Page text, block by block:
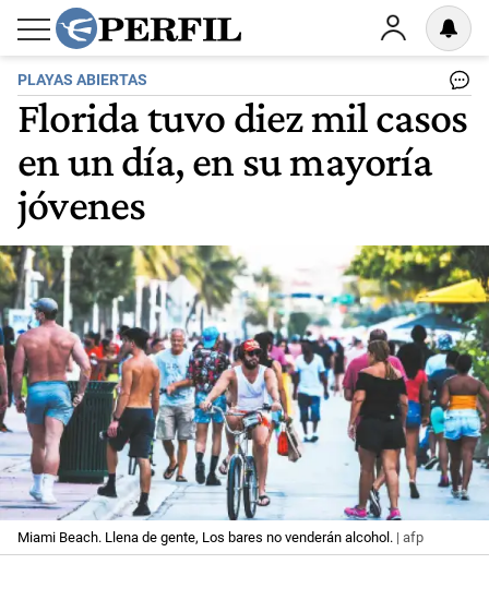
PLAYAS ABIERTAS
Florida tuvo diez mil casos
en un día, en su mayoría
jóvenes
Miami Beach. Llena de gente, Los bares no venderán alcohol. | afp